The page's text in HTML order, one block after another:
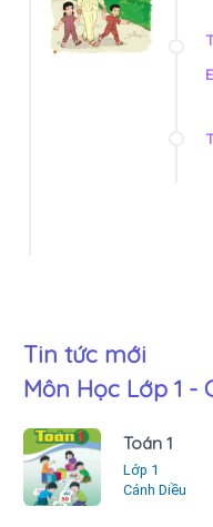
Tin tức mới
Môn Học Lớp 1 -
Toán 1
Lớp 1
Cánh Diều